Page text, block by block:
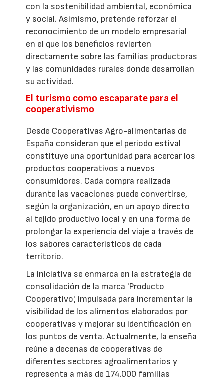
con la sostenibilidad ambiental, económica
y social. Asimismo, pretende reforzar el
reconocimiento de un modelo empresarial
en el que los beneficios revierten
directamente sobre las familias productoras
y las comunidades rurales donde desarrollan
su actividad.
El turismo como escaparate para el
cooperativismo
Desde Cooperativas Agro-alimentarias de
España consideran que el periodo estival
constituye una oportunidad para acercar los
productos cooperativos a nuevos
consumidores. Cada compra realizada
durante las vacaciones puede convertirse,
según la organización, en un apoyo directo
al tejido productivo local y en una forma de
prolongar la experiencia del viaje a través de
los sabores característicos de cada
territorio.
La iniciativa se enmarca en la estrategia de
consolidación de la marca 'Producto
Cooperativo', impulsada para incrementar la
visibilidad de los alimentos elaborados por
cooperativas y mejorar su identificación en
los puntos de venta. Actualmente, la enseña
reúne a decenas de cooperativas de
diferentes sectores agroalimentarios y
representa a más de 174.000 familias